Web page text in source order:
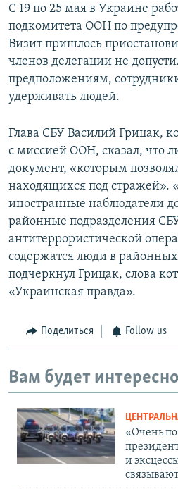
С 19 по 25 мая в Украине
подкомитета ООН по
Визит пришлось
членов делегации не
предположениям,
удерживать людей.
Глава СБУ Василий Грицак,
с миссией ООН, сказал, что
документ, «которым
находящихся под стражей».
иностранные наблюдатели
районные подразделения
антитеррористической
содержатся люди в
подчеркнул Грицак, слова
«Украинская правда».
Поделиться Follow us
Вам будет интересно
«Очень
и
связывают